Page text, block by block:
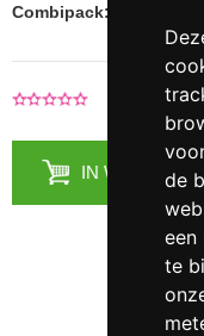
de
een
te
Combipack: inclusief
0 Recensies
IN